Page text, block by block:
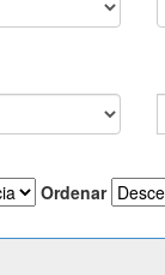
Ordenar